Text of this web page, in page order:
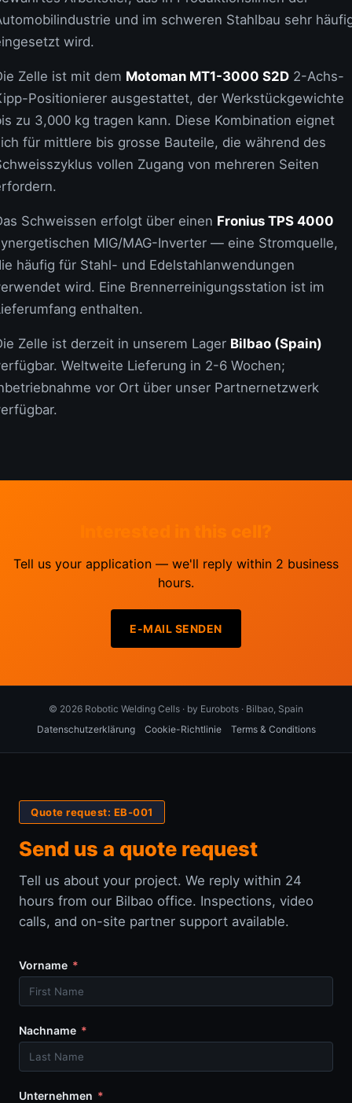
und im schweren Stahlbau sehr
wird.
Zelle ist mit dem Motoman MT1-3000 S2D 2-Achs-
Positionierer ausgestattet, der Werkstückgewichte
zu 3,000 kg tragen kann. Diese Kombination eignet
für mittlere bis grosse Bauteile, die während des
vollen Zugang von mehreren Seiten
Schweissen erfolgt über einen Fronius TPS 4000
MIG/MAG-Inverter — eine Stromquelle,
häufig für Stahl- und Edelstahlanwendungen
wird. Eine Brennerreinigungsstation ist im
enthalten.
Zelle ist derzeit in unserem Lager Bilbao (Spain)
Weltweite Lieferung in 2-6 Wochen;
vor Ort über unser Partnernetzwerk
Tell us your application — we'll reply within 2 business
hours.
E-MAIL SENDEN
© 2026 Robotic Welding Cells · by Eurobots · Bilbao, Spain
Datenschutzerklärung
Cookie-Richtlinie Terms & Conditions
Quote request: EB-001
Send us a quote request
Tell us about your project. We reply within 24
hours from our Bilbao office. Inspections, video
calls, and on-site partner support available.
Vorname
Nachname
Unternehmen